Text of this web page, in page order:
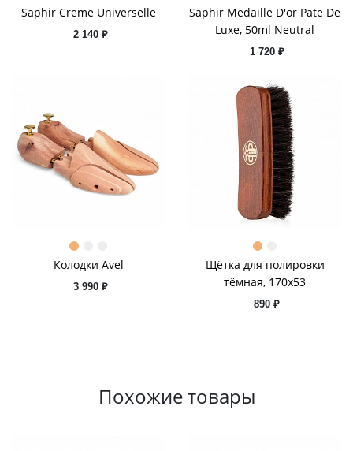
Saphir Creme Universelle
2 140 ₽
Saphir Medaille D'or Pate De
Luxe, 50ml Neutral
1 720 ₽
Колодки Avel
3 990 ₽
Щётка для полировки
тёмная, 170x53
890 ₽
Похожие товары